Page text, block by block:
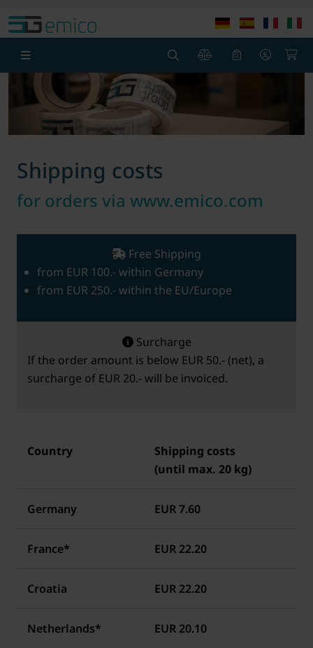
Shipping costs
for orders via www.emico.com
Free Shipping
from EUR 100.- within Germany
from EUR 250.- within the EU/Europe
Surcharge
If the order amount is below EUR 50.- (net), a
surcharge of EUR 20.- will be invoiced.
Country
Shipping costs
(until max. 20 kg)
Germany EUR 7.60
France* EUR 22.20
Croatia EUR 22.20
Netherlands* EUR 20.10